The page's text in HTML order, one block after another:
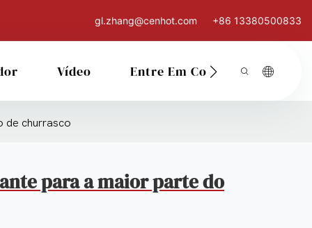
gl.zhang@cenhot.com +86 13380500833
Vídeo Entre Em Contato Conosco
de churrasco
para a maior parte do